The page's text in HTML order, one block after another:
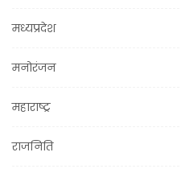
मध्यप्रदेश
मनोरंजन
महाराष्ट्र
राजनिति